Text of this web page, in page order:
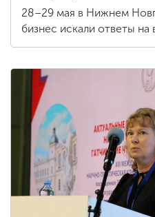
28–29 мая в Нижнем
бизнес искали ответы